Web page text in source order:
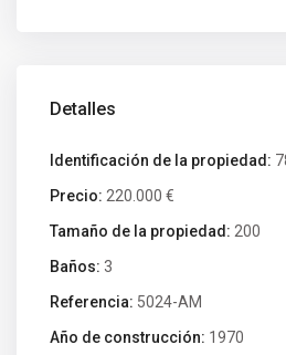
Detalles
Identificación de la propiedad:
Precio: 220.000 €
Tamaño de la propiedad: 200
Baños: 3
Referencia: 5024-AM
Año de construcción: 1970